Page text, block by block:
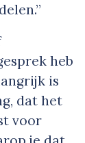
heb
is
dat het
voor